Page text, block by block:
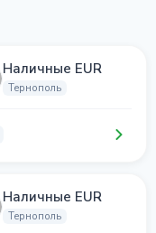
Наличные EUR
Тернополь
Наличные EUR
Тернополь